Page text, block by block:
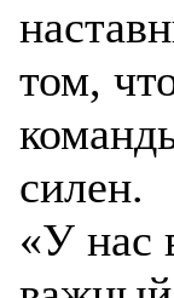
том,
силен.
«У нас